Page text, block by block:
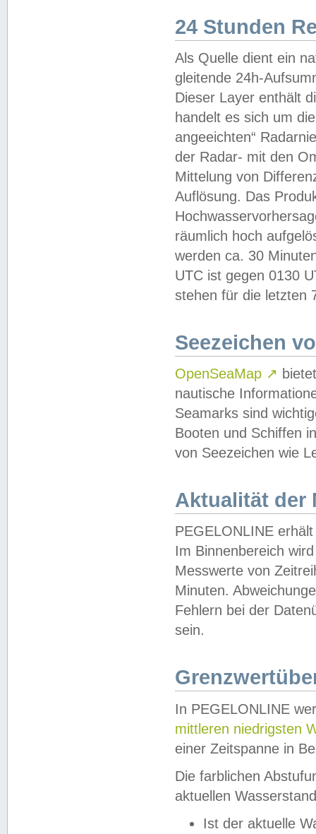
24 Stunden
Als Quelle dient ein
gleitende 24h-
Dieser Layer enthält
handelt es sich um
angeeichten“
der Radar- mit den
Mittelung von
Auflösung. Das
räumlich hoch
werden ca. 30
UTC ist gegen 0130
stehen für die letzten
Seezeichen
OpenSeaMap ↗
nautische
Seamarks sind
Booten und Schiffen
von Seezeichen wie
Aktualität der
PEGELONLINE
Im Binnenbereich
Messwerte von
Minuten.
Fehlern bei der
sein.
In PEGELONLINE
mittleren niedrigsten
einer Zeitspanne in
Die farblichen
aktuellen
Ist der aktuelle